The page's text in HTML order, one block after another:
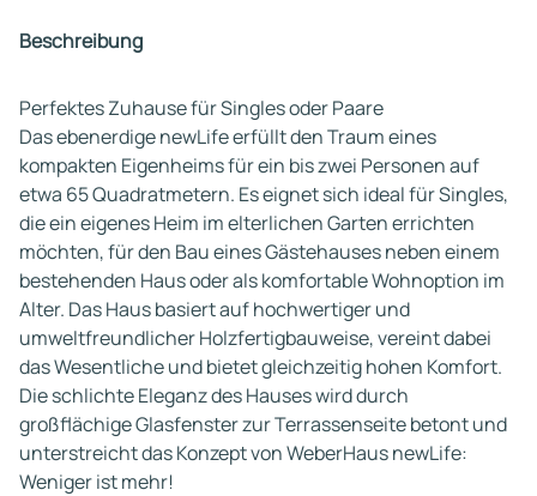
Beschreibung
Perfektes Zuhause für Singles oder Paare
Das ebenerdige newLife erfüllt den Traum eines
kompakten Eigenheims für ein bis zwei Personen auf
etwa 65 Quadratmetern. Es eignet sich ideal für Singles,
die ein eigenes Heim im elterlichen Garten errichten
möchten, für den Bau eines Gästehauses neben einem
bestehenden Haus oder als komfortable Wohnoption im
Alter. Das Haus basiert auf hochwertiger und
umweltfreundlicher Holzfertigbauweise, vereint dabei
das Wesentliche und bietet gleichzeitig hohen Komfort.
Die schlichte Eleganz des Hauses wird durch
großflächige Glasfenster zur Terrassenseite betont und
unterstreicht das Konzept von WeberHaus newLife:
Weniger ist mehr!